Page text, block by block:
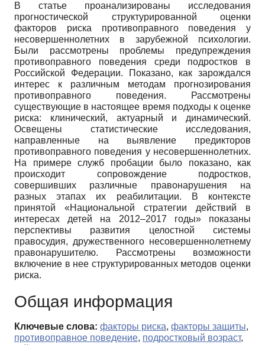
В статье проанализированы исследования
прогностической структурированной оценки
факторов риска противоправного поведения у
несовершеннолетних в зарубежной психологии.
Были рассмотрены проблемы предупреждения
противоправного поведения среди подростков в
Российской Федерации. Показано, как зарождался
интерес к различным методам прогнозирования
противоправного поведения. Рассмотрены
существующие в настоящее время подходы к оценке
риска: клинический, актуарный и динамический.
Освещены статистические исследования,
направленные на выявление предикторов
противоправного поведения у несовершеннолетних.
На примере служб пробации было показано, как
происходит сопровождение подростков,
совершивших различные правонарушения на
разных этапах их реабилитации. В контексте
принятой «Национальной стратегии действий в
интересах детей на 2012–2017 годы» показаны
перспективы развития целостной системы
правосудия, дружественного несовершеннолетнему
правонарушителю. Рассмотрены возможности
включение в нее структурированных методов оценки
риска.
Общая информация
Ключевые слова: факторы риска, факторы защиты,
противоправное поведение, подростковый возраст,